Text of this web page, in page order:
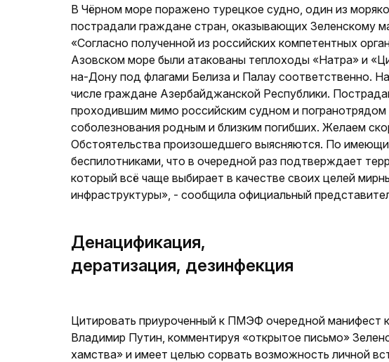
В Чёрном море поражено турецкое судно, один из
пострадали граждане стран, оказывающих Зеленскому
«Согласно полученной из российских компетентных
Азовском море были атакованы теплоходы «Натра» и
на-Дону под флагами Белиза и Палау соответственно.
числе граждане Азербайджанской Республики.
проходившим мимо российским судном и
соболезнования родным и близким погибших. Желаем
Обстоятельства произошедшего выясняются. По
беспилотниками, что в очередной раз подтверждает
который всё чаще выбирает в качестве своих целей
инфраструктуры», - сообщила официальный
Денацификация,
дератизация, дезинфекция
Цитировать приуроченный к ПМЭФ очередной манифест
Владимир Путин, комментируя «открытое письмо»
хамства» и имеет целью сорвать возможность личной